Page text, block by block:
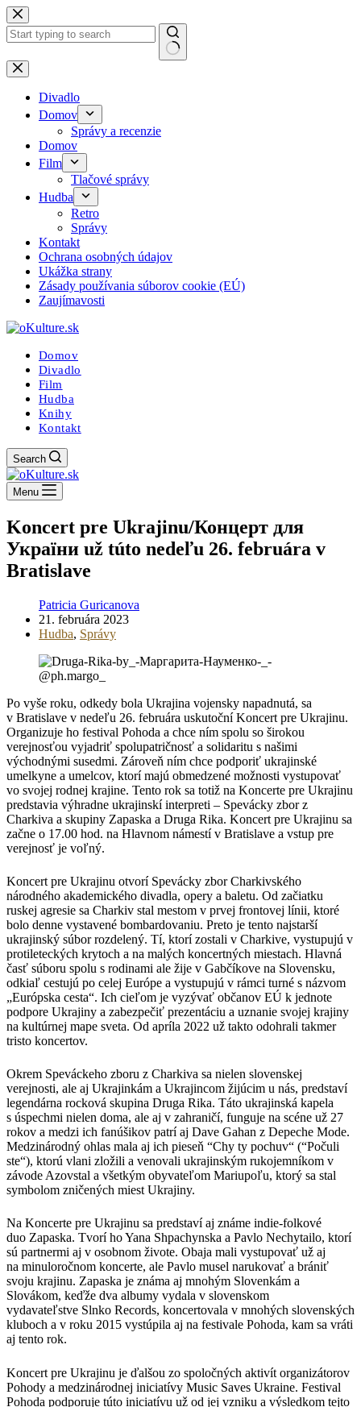
Skip
to
content
No
results
Divadlo
Domov
Správy a recenzie
Domov
Film
Tlačové správy
Hudba
Retro
Správy
Kontakt
Ochrana osobných údajov
Ukážka strany
Zásady používania súborov cookie (EÚ)
Zaujímavosti
Domov
Divadlo
Film
Hudba
Knihy
Kontakt
Search
Menu
Koncert pre Ukrajinu/Концерт для
України už túto nedeľu 26. februára v
Bratislave
Patricia Guricanova
21. februára 2023
Hudba, Správy
Po vyše roku, odkedy bola Ukrajina vojensky napadnutá, sa
v Bratislave v nedeľu 26. februára uskutoční Koncert pre Ukrajinu.
Organizuje ho festival Pohoda a chce ním spolu so širokou
verejnosťou vyjadriť spolupatričnosť a solidaritu s našimi
východnými susedmi. Zároveň ním chce podporiť ukrajinské
umelkyne a umelcov, ktorí majú obmedzené možnosti vystupovať
vo svojej rodnej krajine. Tento rok sa totiž na Koncerte pre Ukrajinu
predstavia výhradne ukrajinskí interpreti – Spevácky zbor z
Charkiva a skupiny Zapaska a Druga Rika. Koncert pre Ukrajinu sa
začne o 17.00 hod. na Hlavnom námestí v Bratislave a vstup pre
verejnosť je voľný.
Koncert pre Ukrajinu otvorí Spevácky zbor Charkivského
národného akademického divadla, opery a baletu. Od začiatku
ruskej agresie sa Charkiv stal mestom v prvej frontovej línii, ktoré
bolo denne vystavené bombardovaniu. Preto je tento najstarší
ukrajinský súbor rozdelený. Tí, ktorí zostali v Charkive, vystupujú v
protileteckých krytoch a na malých koncertných miestach. Hlavná
časť súboru spolu s rodinami ale žije v Gabčíkove na Slovensku,
odkiaľ cestujú po celej Európe a vystupujú v rámci turné s názvom
„Európska cesta“. Ich cieľom je vyzývať občanov EÚ k jednote
podpore Ukrajiny a zabezpečiť prezentáciu a uznanie svojej krajiny
na kultúrnej mape sveta. Od apríla 2022 už takto odohrali takmer
tristo koncertov.
Okrem Speváckeho zboru z Charkiva sa nielen slovenskej
verejnosti, ale aj Ukrajinkám a Ukrajincom žijúcim u nás, predstaví
legendárna rocková skupina Druga Rika. Táto ukrajinská kapela
s úspechmi nielen doma, ale aj v zahraničí, funguje na scéne už 27
rokov a medzi ich fanúšikov patrí aj Dave Gahan z Depeche Mode.
Medzinárodný ohlas mala aj ich pieseň “Chy ty pochuv“ (“Počuli
ste“), ktorú vlani zložili a venovali ukrajinským rukojemníkom v
závode Azovstal a všetkým obyvateľom Mariupoľu, ktorý sa stal
symbolom zničených miest Ukrajiny.
Na Koncerte pre Ukrajinu sa predstaví aj známe indie-folkové
duo Zapaska. Tvorí ho Yana Shpachynska a Pavlo Nechytailo, ktorí
sú partnermi aj v osobnom živote. Obaja mali vystupovať už aj
na minuloročnom koncerte, ale Pavlo musel narukovať a brániť
svoju krajinu. Zapaska je známa aj mnohým Slovenkám a
Slovákom, keďže dva albumy vydala v slovenskom
vydavateľstve Slnko Records, koncertovala v mnohých slovenských
kluboch a v roku 2015 vystúpila aj na festivale Pohoda, kam sa vráti
aj tento rok.
Koncert pre Ukrajinu je ďalšou zo spoločných aktivít organizátorov
Pohody a medzinárodnej iniciatívy Music Saves Ukraine. Festival
Pohoda podporuje túto iniciatívu už od jej vzniku a výsledkom tejto